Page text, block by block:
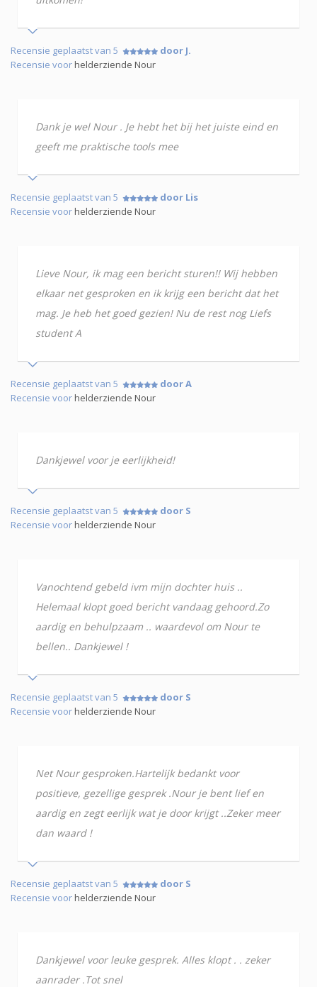
Recensie geplaatst van 5
door J.
Recensie voorhelderziende Nour
Dank je wel Nour . Je hebt het bij het juiste eind en
geeft me praktische tools mee
Recensie geplaatst van 5
door Lis
Recensie voorhelderziende Nour
Lieve Nour, ik mag een bericht sturen!! Wij hebben
elkaar net gesproken en ik krijg een bericht dat het
mag. Je heb het goed gezien! Nu de rest nog Liefs
student A
Recensie geplaatst van 5
door A
Recensie voorhelderziende Nour
Dankjewel voor je eerlijkheid!
Recensie geplaatst van 5
door S
Recensie voorhelderziende Nour
Vanochtend gebeld ivm mijn dochter huis ..
Helemaal klopt goed bericht vandaag gehoord.Zo
aardig en behulpzaam .. waardevol om Nour te
bellen.. Dankjewel !
Recensie geplaatst van 5
door S
Recensie voorhelderziende Nour
Net Nour gesproken.Hartelijk bedankt voor
positieve, gezellige gesprek .Nour je bent lief en
aardig en zegt eerlijk wat je door krijgt ..Zeker meer
dan waard !
Recensie geplaatst van 5
door S
Recensie voorhelderziende Nour
Dankjewel voor leuke gesprek. Alles klopt . . zeker
aanrader .Tot snel